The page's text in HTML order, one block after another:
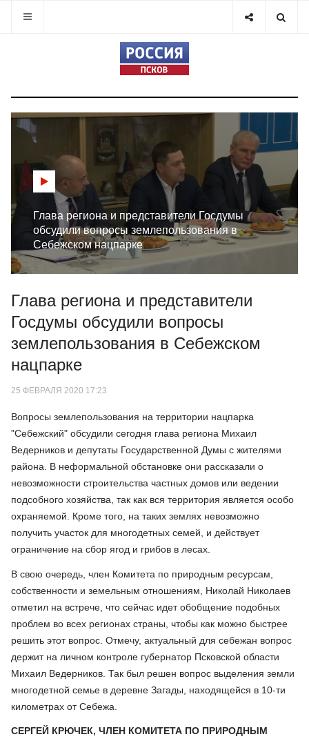
Глава региона и представители Госдумы
обсудили вопросы землепользования в
Себежском нацпарке
Глава региона и представители
Госдумы обсудили вопросы
землепользования в Себежском
нацпарке
25 ФЕВРАЛЯ 2020 17:23
Вопросы землепользования на территории нацпарка
"Себежский" обсудили сегодня глава региона Михаил
Ведерников и депутаты Государственной Думы с жителями
района. В неформальной обстановке они рассказали о
невозможности строительства частных домов или ведении
подсобного хозяйства, так как вся территория является особо
охраняемой. Кроме того, на таких землях невозможно
получить участок для многодетных семей, и действует
ограничение на сбор ягод и грибов в лесах.
В свою очередь, член Комитета по природным ресурсам,
собственности и земельным отношениям, Николай Николаев
отметил на встрече, что сейчас идет обобщение подобных
проблем во всех регионах страны, чтобы как можно быстрее
решить этот вопрос. Отмечу, актуальный для себежан вопрос
держит на личном контроле губернатор Псковской области
Михаил Ведерников. Так был решен вопрос выделения земли
многодетной семье в деревне Загады, находящейся в 10-ти
километрах от Себежа.
СЕРГЕЙ КРЮЧЕК, ЧЛЕН КОМИТЕТА ПО ПРИРОДНЫМ